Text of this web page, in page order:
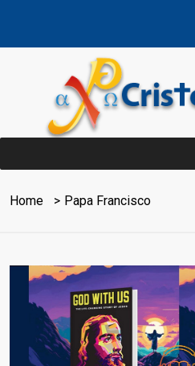
Home Papa Francisco